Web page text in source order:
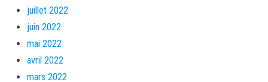
juillet 2022
juin 2022
mai 2022
avril 2022
mars 2022